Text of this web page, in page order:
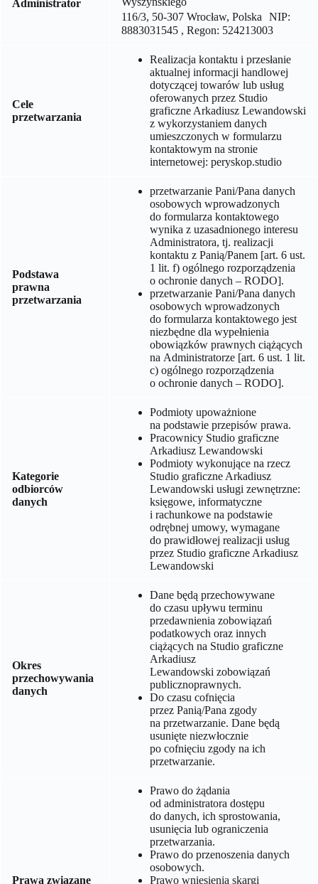
Administrator
116/3, 50-307 Wrocław, Polska NIP:
8883031545 , Regon: 524213003
Cele
przetwarzania
Realizacja kontaktu i przesłanie
aktualnej informacji handlowej
dotyczącej towarów lub usług
oferowanych przez Studio
graficzne Arkadiusz Lewandowski
z wykorzystaniem danych
umieszczonych w formularzu
kontaktowym na stronie
internetowej: peryskop.studio
Podstawa
prawna
przetwarzania
przetwarzanie Pani/Pana danych
osobowych wprowadzonych
do formularza kontaktowego
wynika z uzasadnionego interesu
Administratora, tj. realizacji
kontaktu z Panią/Panem [art. 6 ust.
1 lit. f) ogólnego rozporządzenia
o ochronie danych – RODO].
przetwarzanie Pani/Pana danych
osobowych wprowadzonych
do formularza kontaktowego jest
niezbędne dla wypełnienia
obowiązków prawnych ciążących
na Administratorze [art. 6 ust. 1 lit.
c) ogólnego rozporządzenia
o ochronie danych – RODO].
Kategorie
odbiorców
danych
Podmioty upoważnione
na podstawie przepisów prawa.
Pracownicy Studio graficzne
Arkadiusz Lewandowski
Podmioty wykonujące na rzecz
Studio graficzne Arkadiusz
Lewandowski usługi zewnętrzne:
księgowe, informatyczne
i rachunkowe na podstawie
odrębnej umowy, wymagane
do prawidłowej realizacji usług
przez Studio graficzne Arkadiusz
Lewandowski
Okres
przechowywania
danych
Dane będą przechowywane
do czasu upływu terminu
przedawnienia zobowiązań
podatkowych oraz innych
ciążących na Studio graficzne
Arkadiusz
Lewandowski zobowiązań
publicznoprawnych.
Do czasu cofnięcia
przez Panią/Pana zgody
na przetwarzanie. Dane będą
usunięte niezwłocznie
po cofnięciu zgody na ich
przetwarzanie.
Prawa związane
Prawo do żądania
od administratora dostępu
do danych, ich sprostowania,
usunięcia lub ograniczenia
przetwarzania.
Prawo do przenoszenia danych
osobowych.
Prawo wniesienia skargi